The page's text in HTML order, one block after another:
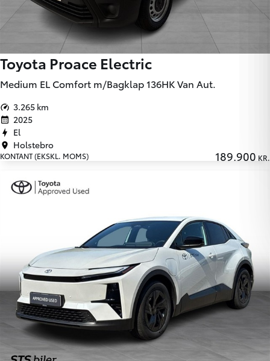
Toyota Proace Electric
Medium EL Comfort m/Bagklap 136HK Van Aut.
3.265 km
2025
El
Holstebro
KONTANT (EKSKL. MOMS) 189.900 KR.